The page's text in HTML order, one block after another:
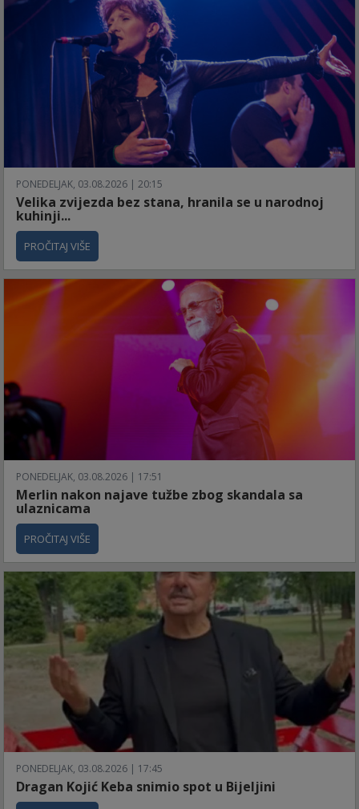
PONEDELJAK, 03.08.2026 | 20:15
Velika zvijezda bez stana, hranila se u narodnoj
kuhinji...
PROČITAJ VIŠE
PONEDELJAK, 03.08.2026 | 17:51
Merlin nakon najave tužbe zbog skandala sa
ulaznicama
PROČITAJ VIŠE
PONEDELJAK, 03.08.2026 | 17:45
Dragan Kojić Keba snimio spot u Bijeljini